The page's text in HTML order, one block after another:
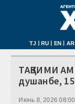
TJ | RU | EN | AR
ТАҚВИМИ
душанбе,
Июнь 8, 2026 08:00